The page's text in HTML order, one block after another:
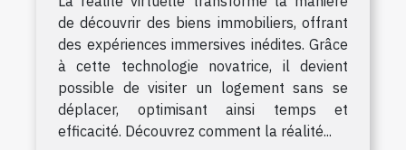
de découvrir des biens immobiliers, offrant
des expériences immersives inédites. Grâce
à cette technologie novatrice, il devient
possible de visiter un logement sans se
déplacer, optimisant ainsi temps et
efficacité. Découvrez comment la réalité...